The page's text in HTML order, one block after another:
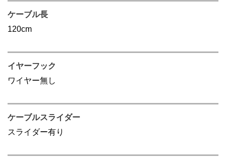
ケーブル長
120cm
イヤーフック
ワイヤー無し
ケーブルスライダー
スライダー有り